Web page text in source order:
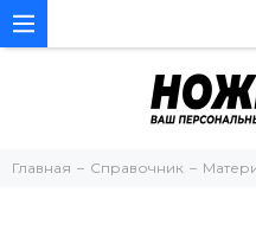
Главная Справочник